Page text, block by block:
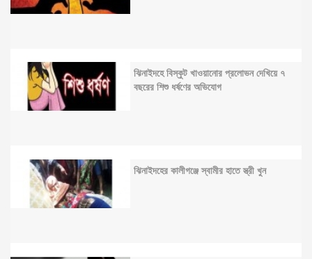
ঝিনাইদহে বিস্কুট খাওয়ানোর প্রলোভন দেখিয়ে ৭
বছরের শিশু ধর্ষণের অভিযোগ
ঝিনাইদহের কালীগঞ্জে স্বামীর হাতে স্ত্রী খুন